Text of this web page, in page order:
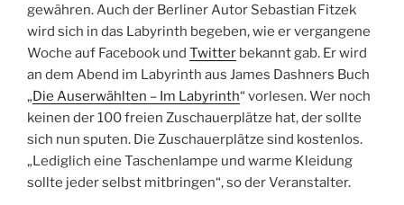
gewähren. Auch der Berliner Autor Sebastian Fitzek
wird sich in das Labyrinth begeben, wie er vergangene
Woche auf Facebook und Twitter bekannt gab. Er wird
an dem Abend im Labyrinth aus James Dashners Buch
„Die Auserwählten – Im Labyrinth“ vorlesen. Wer noch
keinen der 100 freien Zuschauerplätze hat, der sollte
sich nun sputen. Die Zuschauerplätze sind kostenlos.
„Lediglich eine Taschenlampe und warme Kleidung
sollte jeder selbst mitbringen“, so der Veranstalter.